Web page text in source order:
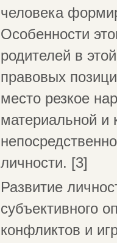
человека
Особенности
родителей в
правовых
место резкое
материальной и
личности. [3]
Развитие
субъективного
конфликтов и